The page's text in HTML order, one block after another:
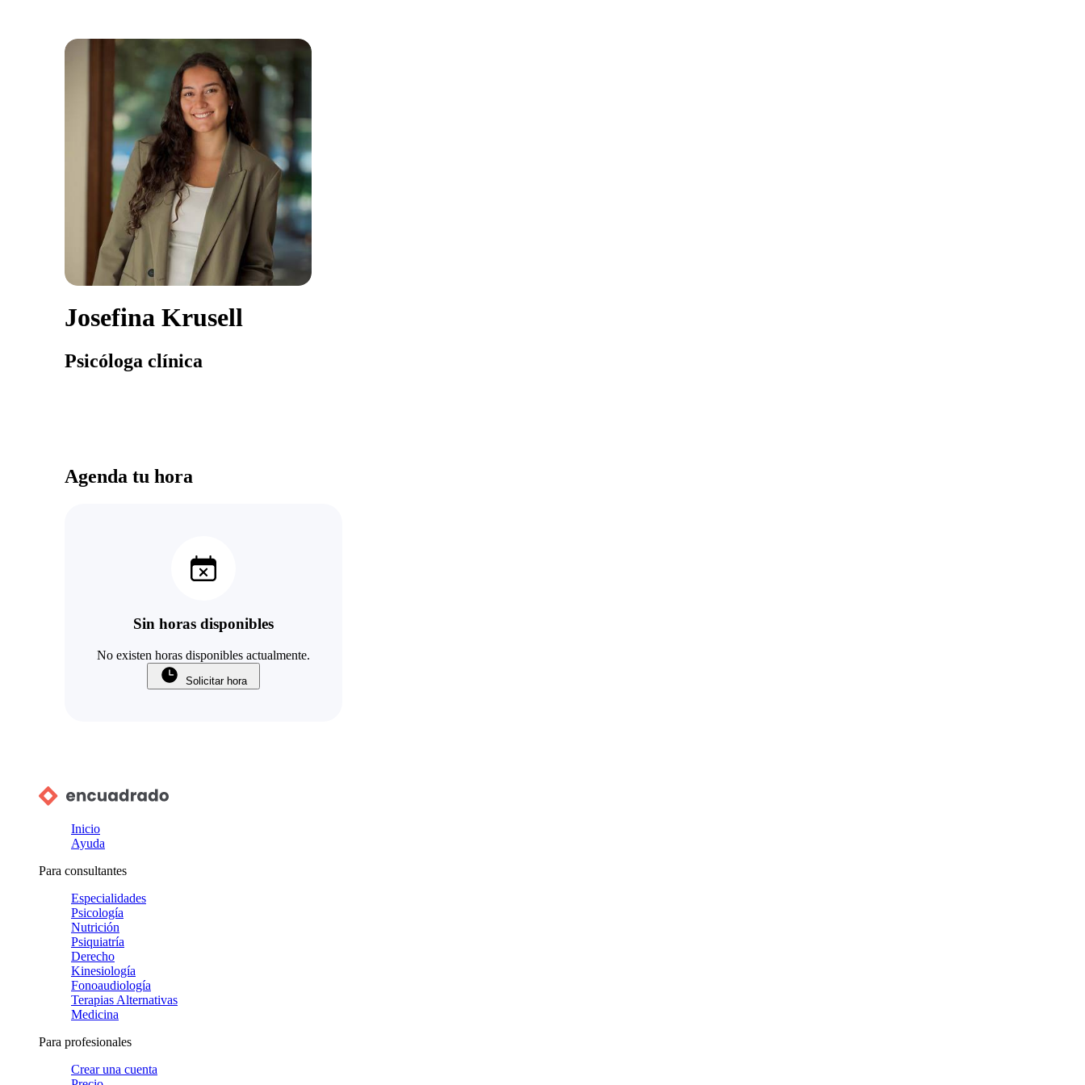
Josefina Krusell
Psicóloga clínica
Agenda tu hora
Sin horas disponibles
No existen horas disponibles actualmente.
Solicitar hora
Inicio
Ayuda
Para consultantes
Especialidades
Psicología
Nutrición
Psiquiatría
Derecho
Kinesiología
Fonoaudiología
Terapias Alternativas
Medicina
Para profesionales
Crear una cuenta